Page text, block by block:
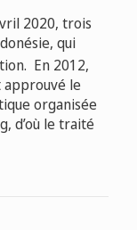
2020, trois
qui
En 2012,
approuvé le
organisée
d’où le traité